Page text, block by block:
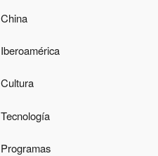
China
Iberoamérica
Cultura
Tecnología
Programas